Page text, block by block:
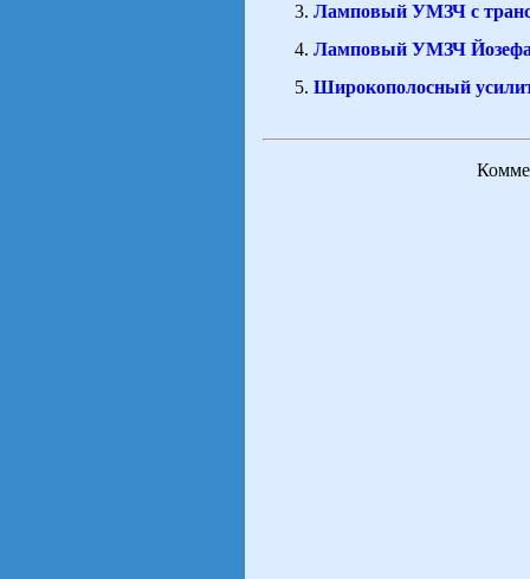
Ламповый УМЗЧ с
Ламповый УМЗЧ Йозефа
Широкополосный